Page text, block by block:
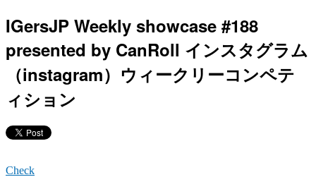
IGersJP Weekly showcase #188
presented by CanRoll インスタグラム
（instagram）ウィークリーコンペテ
ィション
Check